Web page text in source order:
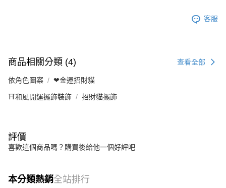
客服
商品相關分類 (4) 查看全部
依角色圖案 ❤金運招財貓
⛩️和風開運擺飾裝飾 招財貓擺飾
評價
喜歡這個商品嗎？購買後給他一個好評吧
本分類熱銷全站排行